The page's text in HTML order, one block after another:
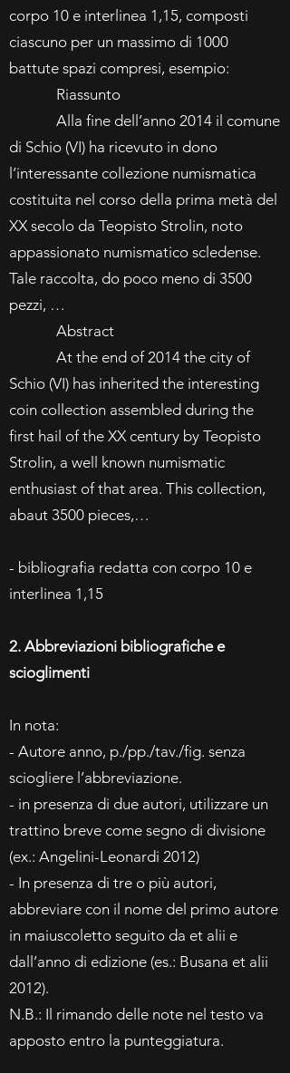
corpo 10 e interlinea 1,15, composti
ciascuno per un massimo di 1000
battute spazi compresi, esempio:
Riassunto
Alla fine dell’anno 2014 il comune
di Schio (VI) ha ricevuto in dono
l’interessante collezione numismatica
costituita nel corso della prima metà del
XX secolo da Teopisto Strolin, noto
appassionato numismatico scledense.
Tale raccolta, do poco meno di 3500
pezzi, …
Abstract
At the end of 2014 the city of
Schio (VI) has inherited the interesting
coin collection assembled during the
first hail of the XX century by Teopisto
Strolin, a well known numismatic
enthusiast of that area. This collection,
abaut 3500 pieces,…
- bibliografia redatta con corpo 10 e
interlinea 1,15
2. Abbreviazioni bibliografiche e
scioglimenti
In nota:
- Autore anno, p./pp./tav./fig. senza
sciogliere l’abbreviazione.
- in presenza di due autori, utilizzare un
trattino breve come segno di divisione
(ex.: Angelini-Leonardi 2012)
- In presenza di tre o più autori,
abbreviare con il nome del primo autore
in maiuscoletto seguito da et alii e
dall’anno di edizione (es.: Busana et alii
2012).
N.B.: Il rimando delle note nel testo va
apposto entro la punteggiatura.